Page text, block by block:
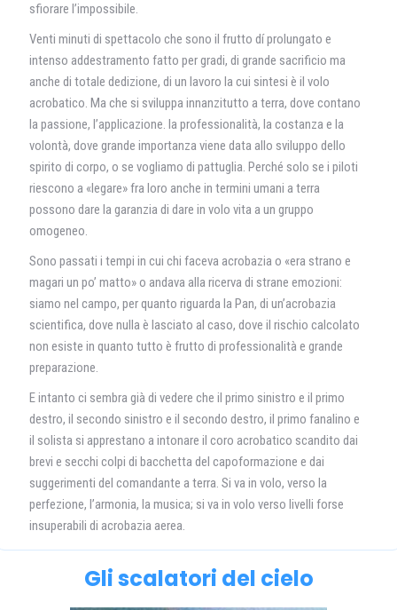
sfiorare l’impossibile.
Venti minuti di spettacolo che sono il frutto dí prolungato e
intenso addestramento fatto per gradi, di grande sacrificio ma
anche di totale dedizione, di un lavoro la cui sintesi è il volo
acrobatico. Ma che si sviluppa innanzitutto a terra, dove contano
la passione, l’applicazione. la professionalità, la costanza e la
volontà, dove grande importanza viene data allo sviluppo dello
spirito di corpo, o se vogliamo di pattuglia. Perché solo se i piloti
riescono a «legare» fra loro anche in termini umani a terra
possono dare la garanzia di dare in volo vita a un gruppo
omogeneo.
Sono passati i tempi in cui chi faceva acrobazia o «era strano e
magari un po’ matto» o andava alla ricerva di strane emozioni:
siamo nel campo, per quanto riguarda la Pan, di un’acrobazia
scientifica, dove nulla è lasciato al caso, dove il rischio calcolato
non esiste in quanto tutto è frutto di professionalità e grande
preparazione.
E intanto ci sembra già di vedere che il primo sinistro e il primo
destro, il secondo sinistro e il secondo destro, il primo fanalino e
il solista si apprestano a intonare il coro acrobatico scandito dai
brevi e secchi colpi di bacchetta del capoformazione e dai
suggerimenti del comandante a terra. Si va in volo, verso la
perfezione, l’armonia, la musica; si va in volo verso livelli forse
insuperabili di acrobazia aerea.
Gli scalatori del cielo